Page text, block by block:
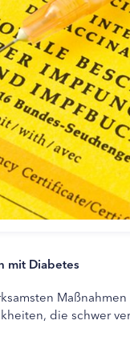
mit Diabetes
die schwer